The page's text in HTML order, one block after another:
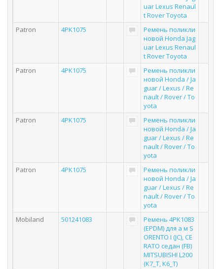
uar Lexus Renaul
t Rover Toyota
Patron
4PK1075
Ремень поликли
новой Honda Jag
uar Lexus Renaul
t Rover Toyota
Patron
4PK1075
Ремень поликли
новой Honda / Ja
guar / Lexus / Re
nault / Rover / To
yota
Patron
4PK1075
Ремень поликли
новой Honda / Ja
guar / Lexus / Re
nault / Rover / To
yota
Patron
4PK1075
Ремень поликли
новой Honda / Ja
guar / Lexus / Re
nault / Rover / To
yota
Mobiland
501241083
Ремень 4PK1083
(EPDM) для а м S
ORENTO I (JC), CE
RATO седан (FB)
MITSUBISHI L200
(K7_T, K6_T)